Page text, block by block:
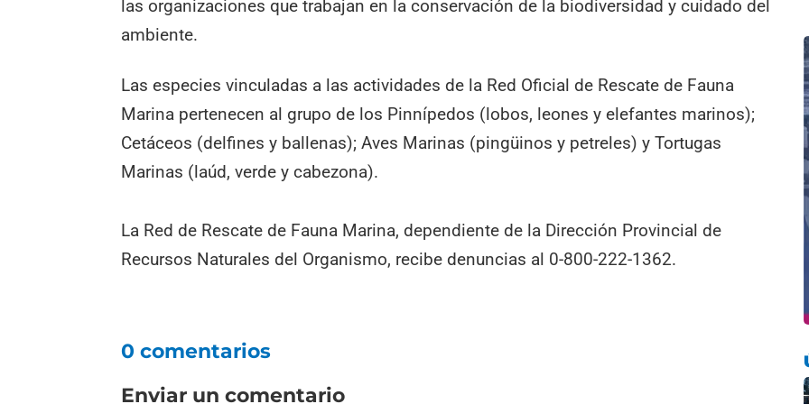
las organizaciones que trabajan en la conservación de la biodiversidad y cuidado del
ambiente.
Las especies vinculadas a las actividades de la Red Oficial de Rescate de Fauna
Marina pertenecen al grupo de los Pinnípedos (lobos, leones y elefantes marinos);
Cetáceos (delfines y ballenas); Aves Marinas (pingüinos y petreles) y Tortugas
Marinas (laúd, verde y cabezona).
La Red de Rescate de Fauna Marina, dependiente de la Dirección Provincial de
Recursos Naturales del Organismo, recibe denuncias al 0-800-222-1362.
0 comentarios
Enviar un comentario